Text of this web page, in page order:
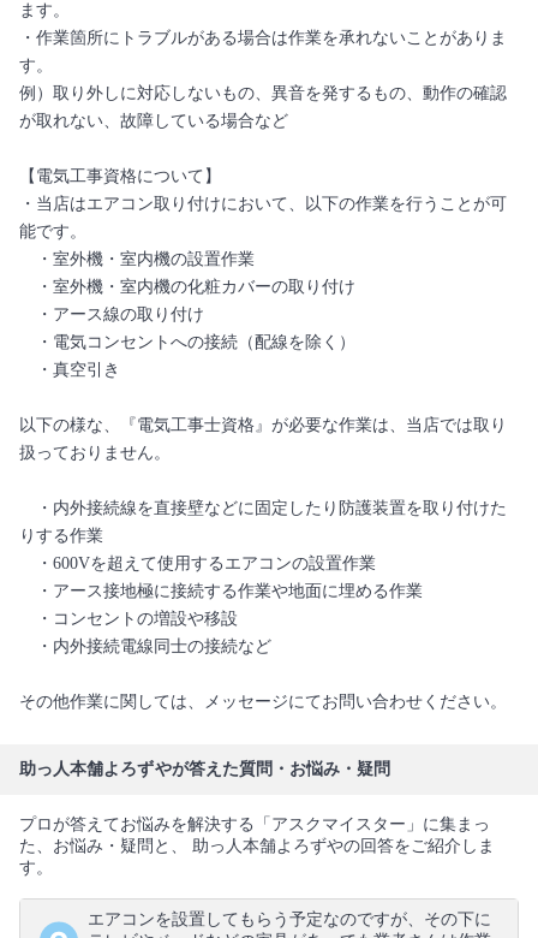
ます。
・作業箇所にトラブルがある場合は作業を承れないことがありま
す。
例）取り外しに対応しないもの、異音を発するもの、動作の確認
が取れない、故障している場合など
【電気工事資格について】
・当店はエアコン取り付けにおいて、以下の作業を行うことが可
能です。
・室外機・室内機の設置作業
・室外機・室内機の化粧カバーの取り付け
・アース線の取り付け
・電気コンセントへの接続（配線を除く）
・真空引き
以下の様な、『電気工事士資格』が必要な作業は、当店では取り
扱っておりません。
・内外接続線を直接壁などに固定したり防護装置を取り付けた
りする作業
・600Vを超えて使用するエアコンの設置作業
・アース接地極に接続する作業や地面に埋める作業
・コンセントの増設や移設
・内外接続電線同士の接続など
その他作業に関しては、メッセージにてお問い合わせください。
助っ人本舗よろずやが答えた質問・お悩み・疑問
プロが答えてお悩みを解決する「アスクマイスター」に集まっ
た、お悩み・疑問と、 助っ人本舗よろずやの回答をご紹介しま
す。
エアコンを設置してもらう予定なのですが、その下に